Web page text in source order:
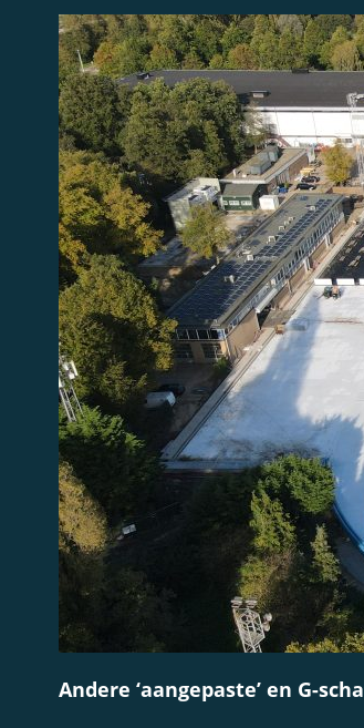
Andere ‘aangepaste’ en G-